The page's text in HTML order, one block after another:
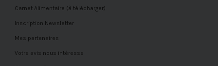
Carnet Alimentaire (à télécharger)
Inscription Newsletter
Mes partenaires
Votre avis nous intéresse